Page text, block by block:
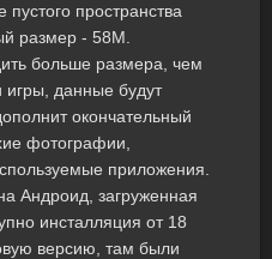
пространства
размер - 58M.
больше размера, чем
игры, данные будут
окончательный
фотографии,
приложения.
Андроид, загруженная
инсталляция от 18
версию, там были